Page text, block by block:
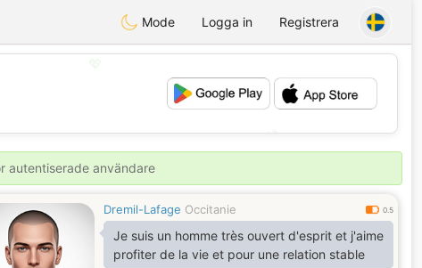
Mode Logga in Registrera
autentiserade användare
Dremil-Lafage Occitanie 0.5
Je suis un homme très ouvert d'esprit et j'aime
profiter de la vie et pour une relation stable